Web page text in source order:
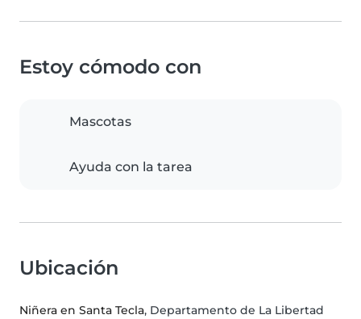
Estoy cómodo con
Mascotas
Ayuda con la tarea
Ubicación
Niñera en Santa Tecla, Departamento de La Libertad